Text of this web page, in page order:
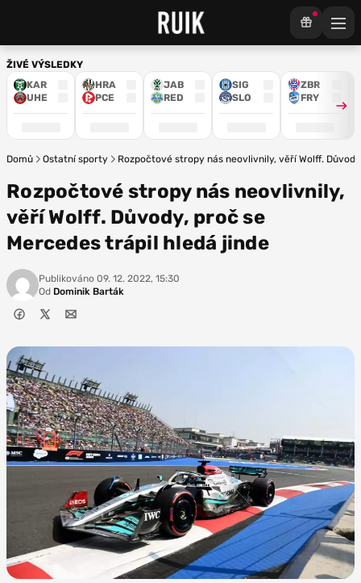
ŽIVÉ VÝSLEDKY
KAR
UHE
HRA
PCE
JAB
RED
SIG
SLO
ZBR
FRY
Domů Ostatní sporty Rozpočtové stropy nás neovlivnily, věří Wolff.
Rozpočtové stropy nás neovlivnily,
věří Wolff. Důvody, proč se
Mercedes trápil hledá jinde
Publikováno 09. 12. 2022, 15:30
Od Dominik Barták